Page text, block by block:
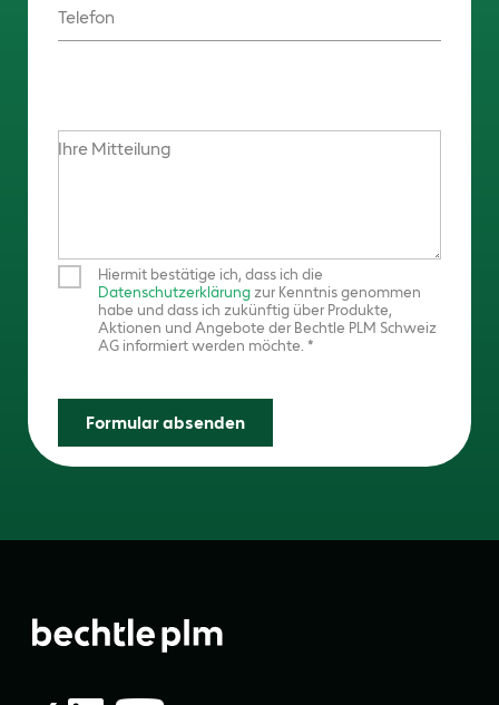
Telefon
Ihre Mitteilung
Hiermit bestätige ich, dass ich die
Datenschutzerklärungzur Kenntnis genommen
habe und dass ich zukünftig über Produkte,
Aktionen und Angebote der Bechtle PLM Schweiz
AG informiert werden möchte.
Formular absenden